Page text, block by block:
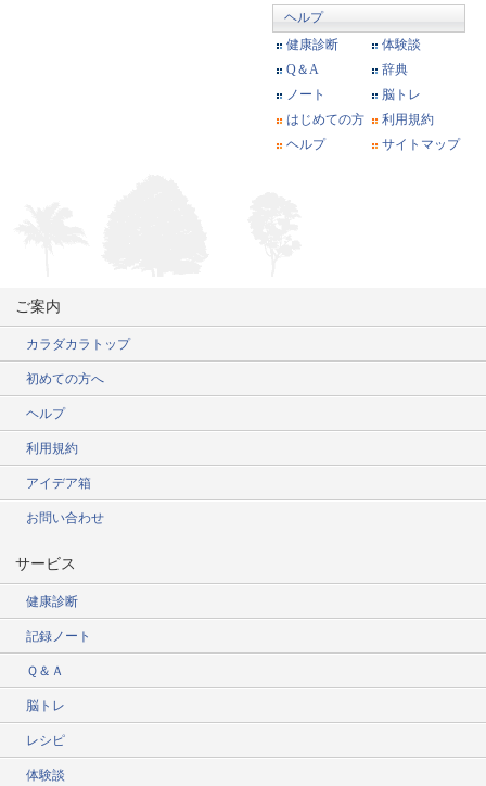
ヘルプ
健康診断
体験談
Q＆A
辞典
ノート
脳トレ
はじめての方
利用規約
ヘルプ
サイトマップ
ご案内
カラダカラトップ
初めての方へ
ヘルプ
利用規約
アイデア箱
お問い合わせ
サービス
健康診断
記録ノート
Ｑ＆Ａ
脳トレ
レシピ
体験談